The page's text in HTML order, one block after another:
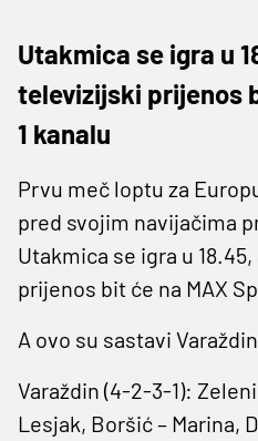
Utakmica se igra u
televizijski prijenos
1 kanalu
Prvu meč loptu za
pred svojim navijačima
Utakmica se igra u
prijenos bit će na MAX
A ovo su sastavi
Varaždin (4-2-3-1):
Lesjak, Boršić – Marina,